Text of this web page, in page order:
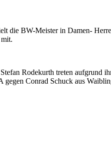
die BW-Meister in Damen-
Rodekurth treten aufgrund
Conrad Schuck aus